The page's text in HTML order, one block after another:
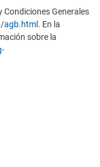
Condiciones Generales
agb.html . En la
sobre la